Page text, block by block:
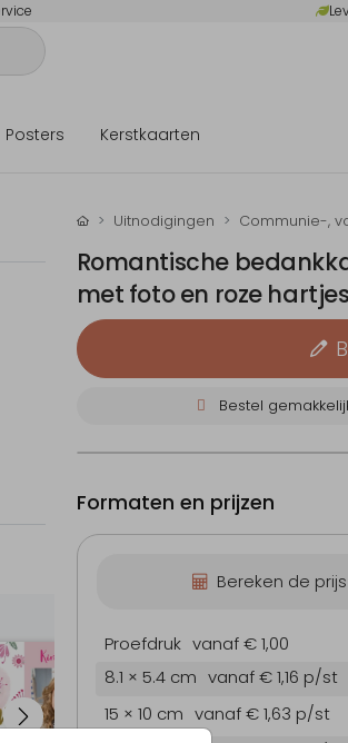
Posters Kerstkaarten
Uitnodigingen Communie-, vormsel- en doop-
Romantische
met foto en roze hartjes
Bestel
Formaten en prijzen
Bereken de
Proefdruk vanaf € 1,00
8.1 × 5.4 cm vanaf € 1,16 p/st
15 × 10 cm vanaf € 1,63 p/st